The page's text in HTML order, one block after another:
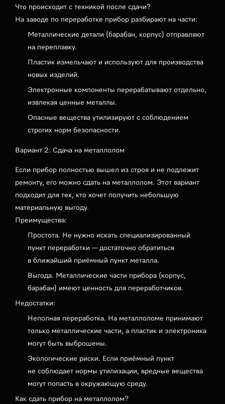
Что происходит с техникой после сдачи?
На заводе по переработке прибор разбирают на части:
Металлические детали (барабан, корпус) отправляют
на переплавку.
Пластик измельчают и используют для производства
новых изделий.
Электронные компоненты перерабатывают отдельно,
извлекая ценные металлы.
Опасные вещества утилизируют с соблюдением
строгих норм безопасности.
Вариант 2: Сдача на металлолом
Если прибор полностью вышел из строя и не подлежит
ремонту, его можно сдать на металлолом. Этот вариант
подходит для тех, кто хочет получить небольшую
материальную выгоду.
Преимущества:
Простота. Не нужно искать специализированный
пункт переработки — достаточно обратиться
в ближайший приёмный пункт металла.
Выгода. Металлические части прибора (корпус,
барабан) имеют ценность для переработчиков.
Недостатки:
Неполная переработка. На металлоломе принимают
только металлические части, а пластик и электроника
могут быть выброшены.
Экологические риски. Если приёмный пункт
не соблюдает нормы утилизации, вредные вещества
могут попасть в окружающую среду.
Как сдать прибор на металлолом?